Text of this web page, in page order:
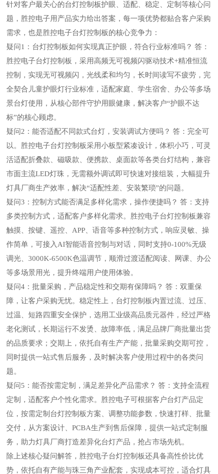
针对客户最关心的台灯控制板护眼、适配、稳定、定制等核心问
题，胜控电子用产品实力给出答案，每一项优势都贴合客户采购
需求，也是胜控电子台灯控制板的核心竞争力：
疑问1：台灯控制板如何实现真正护眼，符合行业标准吗？ 答：
胜控电子台灯控制板，采用高频无可视频闪驱动技术+精准恒流
控制，实现无可视频闪，光线柔和均匀，长时间读写不疲劳，完
全契合儿童护眼灯行业标准，适配家庭、学生宿舍、办公等多场
景台灯使用，从核心部件守护用眼健康，解决客户“护眼不达
标”的核心顾虑。
疑问2：能否适配不同款式台灯，安装调试方便吗？ 答：完全可
以。胜控电子台灯控制板采用小板型紧凑设计，体积小巧，可灵
活适配折叠款、磁吸款、便携款、桌面款等各类台灯结构，兼容
市面主流LED灯珠，无需额外调试即可快速对接组装，大幅提升
灯具厂商生产效率，解决“适配性差、安装繁琐”的问题。
疑问3：控制方式能否满足多样化需求，操作便捷吗？ 答：支持
多类控制方式，适配客户多样化需求。胜控电子台灯控制板兼容
触摸、按键、遥控、APP、语音等多种控制方式，响应灵敏、操
作简单，可接入AI智能语音控制与对话，同时支持0-100%无级
调光、3000K-6500K色温调节，顺滑过渡适配阅读、网课、办公
等多场景用光，提升终端用户使用体验。
疑问4：批量采购，产品稳定性和交期有保障吗？ 答：双重保
障，让客户采购无忧。稳定性上，台灯控制板内置过流、过压、
过温、短路四重安全保护，选用工业级高品质元器件，经过严格
老化测试，长期运行不发烫、故障率低，满足品牌厂商批量出货
的品质要求；交期上，依托自有生产产能，批量采购交期可控，
同时提供一站式售后服务，及时解决客户使用过程中的各类问
题。
疑问5：能否按需定制，满足差异化产品需求？ 答：支持全流程
定制，适配客户个性化需求。胜控电子可根据客户台灯产品定
位，按需定制台灯控制板方案、调整功能参数，快速打样、批量
交付，从方案设计、PCBA生产到售后保障，提供一站式定制服
务，助力灯具厂商打造差异化台灯产品，抢占市场先机。
除上述核心疑问解答，胜控电子台灯控制板还具备高性价比优
势，依托自有产能与珠三角产业配套，实现成本可控，适合灯具